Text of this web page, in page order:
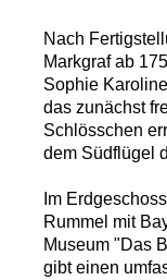
Nach
Markgraf ab
Sophie
das zunächst
Schlösschen
dem Südflügel
Im
Rummel mit
Museum "Das
gibt einen